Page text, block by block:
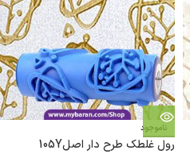
ناموجود
رول غلطک طرح دار اصل105Y